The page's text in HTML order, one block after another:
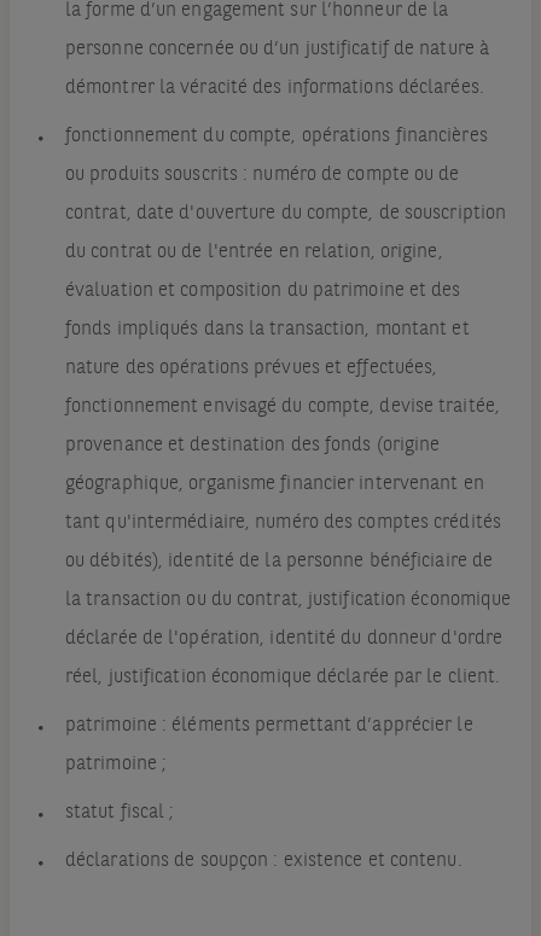
la forme d’un engagement sur l’honneur de la
personne concernée ou d’un justificatif de nature à
démontrer la véracité des informations déclarées.
fonctionnement du compte, opérations financières
ou produits souscrits : numéro de compte ou de
contrat, date d'ouverture du compte, de souscription
du contrat ou de l'entrée en relation, origine,
évaluation et composition du patrimoine et des
fonds impliqués dans la transaction, montant et
nature des opérations prévues et effectuées,
fonctionnement envisagé du compte, devise traitée,
provenance et destination des fonds (origine
géographique, organisme financier intervenant en
tant qu'intermédiaire, numéro des comptes crédités
ou débités), identité de la personne bénéficiaire de
la transaction ou du contrat, justification économique
déclarée de l'opération, identité du donneur d'ordre
réel, justification économique déclarée par le client.
patrimoine : éléments permettant d’apprécier le
patrimoine ;
statut fiscal ;
déclarations de soupçon : existence et contenu.